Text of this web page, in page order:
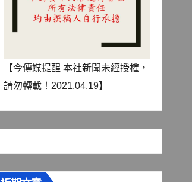
【今傳媒提醒 本社新聞未經授權，
請勿轉載！2021.04.19】